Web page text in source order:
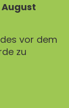
vor dem
zu